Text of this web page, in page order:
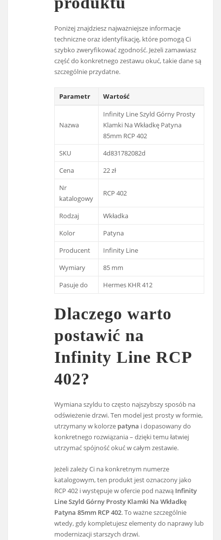
Poniżej znajdziesz najważniejsze informacje
techniczne oraz identyfikację, które pomogą Ci
szybko zweryfikować zgodność. Jeżeli zamawiasz
część do konkretnego zestawu okuć, takie dane są
szczególnie przydatne.
Parametr Wartość
Nazwa
Infinity Line Szyld Górny Prosty
Klamki Na Wkładkę Patyna
85mm RCP 402
SKU
4d831782082d
Cena
22 zł
Nr
katalogowy
RCP 402
Rodzaj
Wkładka
Kolor
Patyna
Producent
Infinity Line
Wymiary
85 mm
Pasuje do
Hermes KHR 412
Dlaczego warto
postawić na
Infinity Line RCP
402?
Wymiana szyldu to często najszybszy sposób na
odświeżenie drzwi. Ten model jest prosty w formie,
utrzymany w kolorze patyna i dopasowany do
konkretnego rozwiązania – dzięki temu łatwiej
utrzymać spójność okuć w całym zestawie.
Jeżeli zależy Ci na konkretnym numerze
katalogowym, ten produkt jest oznaczony jako
RCP 402 i występuje w ofercie pod nazwą Infinity
Line Szyld Górny Prosty Klamki Na Wkładkę
Patyna 85mm RCP 402. To ważne szczególnie
wtedy, gdy kompletujesz elementy do naprawy lub
modernizacji starszych drzwi.